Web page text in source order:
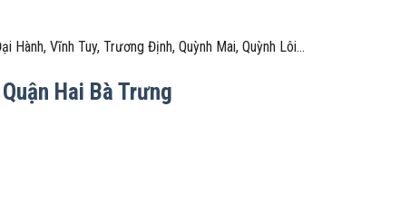
Hành, Vĩnh Tuy, Trương Định, Quỳnh Mai, Quỳnh Lôi…
Hai Bà Trưng